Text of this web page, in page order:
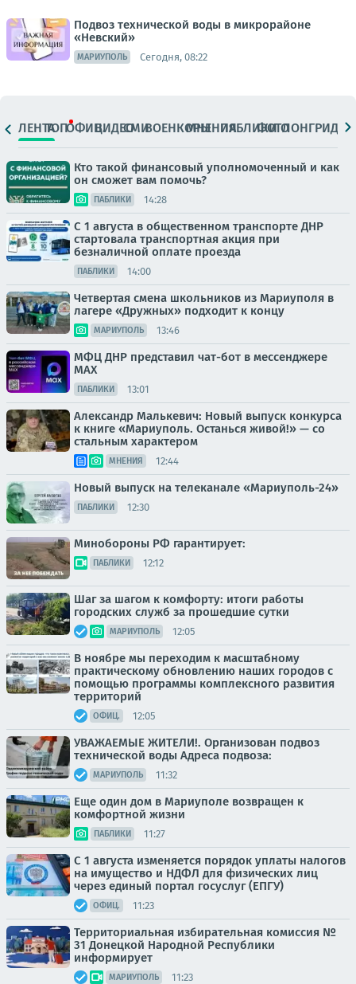
Подвоз технической воды в микрорайоне
«Невский»
МАРИУПОЛЬ Сегодня, 08:22
ЛЕНТАТОПОФИЦ.ВИДЕОСМИВОЕНКОРЫМНЕНИЯПАБЛИКИ
ФОТОЛОНГРИДЫ
Кто такой финансовый уполномоченный и как
он сможет вам помочь?
ПАБЛИКИ 14:28
С 1 августа в общественном транспорте ДНР
стартовала транспортная акция при
безналичной оплате проезда
ПАБЛИКИ 14:00
Четвертая смена школьников из Мариуполя в
лагере «Дружных» подходит к концу
МАРИУПОЛЬ 13:46
МФЦ ДНР представил чат-бот в мессенджере
MAX
ПАБЛИКИ 13:01
Александр Малькевич: Новый выпуск конкурса
к книге «Мариуполь. Останься живой!» — со
стальным характером
МНЕНИЯ 12:44
Новый выпуск на телеканале «Мариуполь-24»
ПАБЛИКИ 12:30
Минобороны РФ гарантирует:
ПАБЛИКИ 12:12
Шаг за шагом к комфорту: итоги работы
городских служб за прошедшие сутки
МАРИУПОЛЬ 12:05
В ноябре мы переходим к масштабному
практическому обновлению наших городов с
помощью программы комплексного развития
территорий
ОФИЦ. 12:05
УВАЖАЕМЫЕ ЖИТЕЛИ!. Организован подвоз
технической воды Адреса подвоза:
МАРИУПОЛЬ 11:32
Еще один дом в Мариуполе возвращен к
комфортной жизни
ПАБЛИКИ 11:27
С 1 августа изменяется порядок уплаты налогов
на имущество и НДФЛ для физических лиц
через единый портал госуслуг (ЕПГУ)
ОФИЦ. 11:23
Территориальная избирательная комиссия №
31 Донецкой Народной Республики
информирует
МАРИУПОЛЬ 11:23